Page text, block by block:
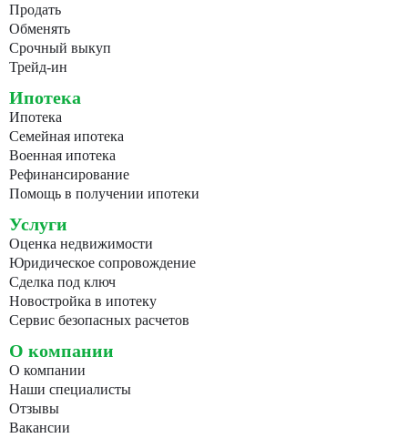
Продать
Обменять
Срочный выкуп
Трейд-ин
Ипотека
Ипотека
Семейная ипотека
Военная ипотека
Рефинансирование
Помощь в получении ипотеки
Услуги
Оценка недвижимости
Юридическое сопровождение
Сделка под ключ
Новостройка в ипотеку
Сервис безопасных расчетов
О компании
О компании
Наши специалисты
Отзывы
Вакансии